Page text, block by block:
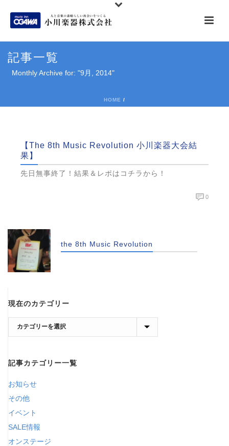
記事一覧
Monthly Archive for: "9月, 2014"
HOME /
【The 8th Music Revolution 小川楽器大会結
果】
先日無事終了！結果＆レポはコチラから！
0
the 8th Music Revolution
現在のカテゴリー
在
カ
ゴ
リ
ー
記事カテゴリー一覧
お知らせ
その他
イベント
SALE情報
オンステージ